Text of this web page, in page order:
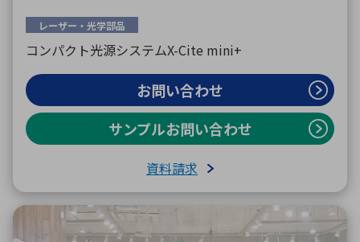
レーザー・光学部品
コンパクト光源システムX-Cite mini+
お問い合わせ
サンプルお問い合わせ
資料請求